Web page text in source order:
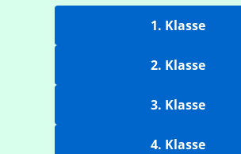
1. Klasse
2. Klasse
3. Klasse
4. Klasse